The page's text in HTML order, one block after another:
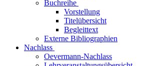
Buchreihe
Vorstellung
Titelübersicht
Begleittext
Externe Bibliographien
Nachlass
Oevermann-Nachlass